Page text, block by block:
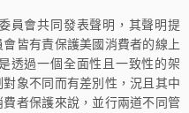
會共同發表聲明，其聲明提
皆有責保護美國消費者的線上
透過一個全面性且一致性的架
象不同而有差別性，況且其中
者保護來說，並行兩道不同管